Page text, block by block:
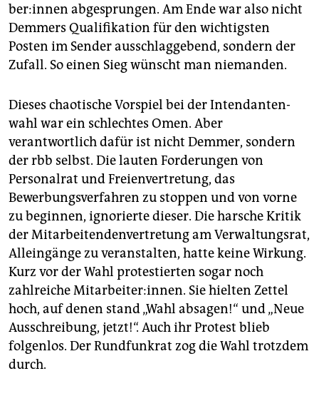
be­r:in­nen abgesprungen. Am Ende war also nicht
Demmers Qualifikation für den wichtigsten
Posten im Sender ausschlaggebend, sondern der
Zufall. So einen Sieg wünscht man niemanden.
Dieses chaotische Vorspiel bei der In­ten­dan­ten­
wahl war ein schlechtes Omen. Aber
verantwortlich dafür ist nicht Demmer, sondern
der rbb selbst. Die lauten Forderungen von
Personalrat und Freienvertretung, das
Bewerbungsverfahren zu stoppen und von vorne
zu beginnen, ignorierte dieser. Die harsche Kritik
der Mitarbeitendenvertretung am Verwaltungsrat,
Alleingänge zu veranstalten, hatte keine Wirkung.
Kurz vor der Wahl protestierten sogar noch
zahlreiche Mitarbeiter:innen. Sie hielten Zettel
hoch, auf denen stand „Wahl absagen!“ und „Neue
Ausschreibung, jetzt!“. Auch ihr Protest blieb
folgenlos. Der Rundfunkrat zog die Wahl trotzdem
durch.